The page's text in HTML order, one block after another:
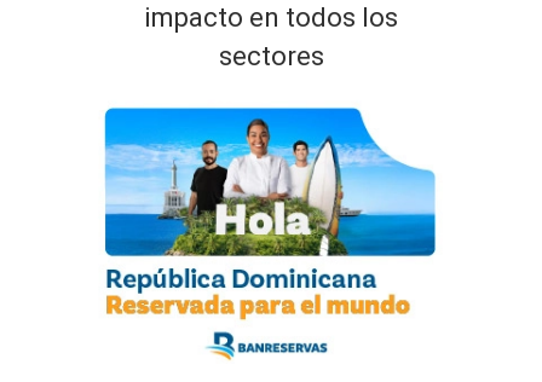
impacto en todos los
sectores